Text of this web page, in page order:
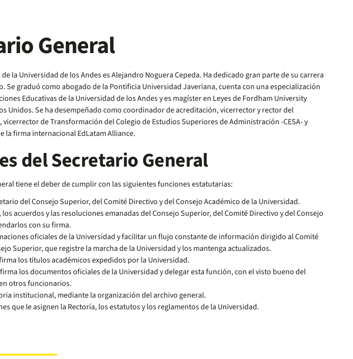
General
la Universidad de los Andes es Alejandro Noguera Cepeda. Ha dedicado gran parte de su carrera
Se graduó como abogado de la Pontificia Universidad Javeriana, cuenta con una especialización
Educativas de la Universidad de los Andes y es magíster en Leyes de Fordham University
Unidos. Se ha desempeñado como coordinador de acreditación, vicerrector y rector del
vicerrector de Transformación del Colegio de Estudios Superiores de Administración -CESA- y
la firma internacional EdLatam Alliance.
del Secretario General
tiene el deber de cumplir con las siguientes funciones estatutarias:
del Consejo Superior, del Comité Directivo y del Consejo Académico de la Universidad.
los acuerdos y las resoluciones emanadas del Consejo Superior, del Comité Directivo y del Consejo
con su firma.
oficiales de la Universidad y facilitar un flujo constante de información dirigido al Comité
Superior, que registre la marcha de la Universidad y los mantenga actualizados.
los títulos académicos expedidos por la Universidad.
los documentos oficiales de la Universidad y delegar esta función, con el visto bueno del
otros funcionarios.
institucional, mediante la organización del archivo general.
que le asignen la Rectoría, los estatutos y los reglamentos de la Universidad.